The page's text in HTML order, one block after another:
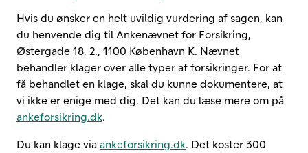
Hvis du ønsker en helt uvildig vurdering af sagen, kan
du henvende dig til Ankenævnet for Forsikring,
Østergade 18, 2., 1100 København K. Nævnet
behandler klager over alle typer af forsikringer. For at
få behandlet en klage, skal du kunne dokumentere, at
vi ikke er enige med dig. Det kan du læse mere om på
ankeforsikring.dk. ​
Du kan klage via ankeforsikring.dk. Det koster 300